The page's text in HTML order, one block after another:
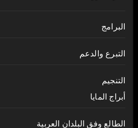
البرامج
التبرع والدعم
التنجيم
أبراج المايا
الطالع وفق البلدان العربية